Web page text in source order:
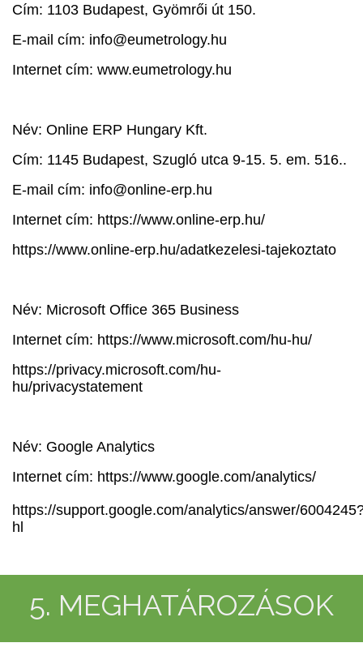
Cím: 1103 Budapest, Gyömrői út 150.
E-mail cím: info@eumetrology.hu
Internet cím: www.eumetrology.hu
Név: Online ERP Hungary Kft.
Cím: 1145 Budapest, Szugló utca 9-15. 5. em. 516..
E-mail cím: info@online-erp.hu
Internet cím: https://www.online-erp.hu/
https://www.online-erp.hu/adatkezelesi-tajekoztato
Név: Microsoft Office 365 Business
Internet cím: https://www.microsoft.com/hu-hu/
https://privacy.microsoft.com/hu-
hu/privacystatement
Név: Google Analytics
Internet cím: https://www.google.com/analytics/
https://support.google.com/analytics/answer/
hl
5. MEGHATÁROZÁSOK